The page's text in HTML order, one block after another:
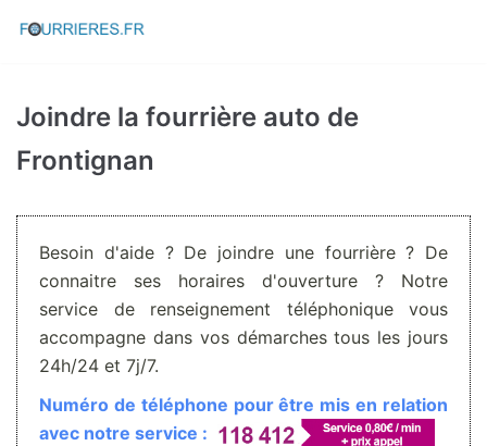
Aller
Joindre la fourrière auto de
Frontignan
Besoin d'aide ? De joindre une fourrière ? De
connaitre ses horaires d'ouverture ? Notre
service de renseignement téléphonique vous
accompagne dans vos démarches tous les jours
24h/24 et 7j/7.
Numéro de téléphone pour être mis en relation
avec notre service :